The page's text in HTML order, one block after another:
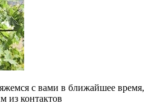
с вами в ближайшее время,
из контактов